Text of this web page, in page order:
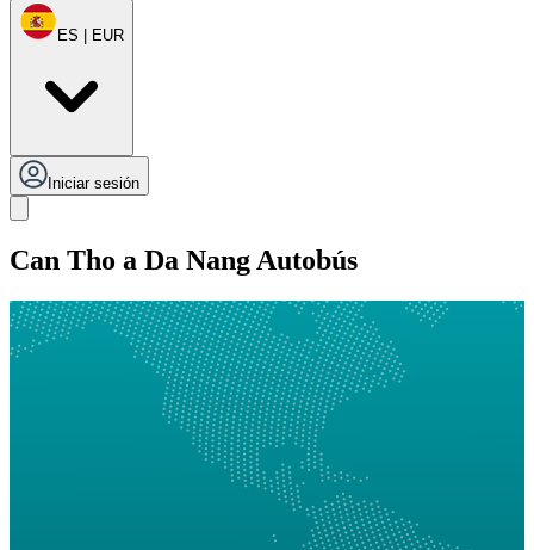
ES | EUR
Iniciar sesión
Can Tho a Da Nang Autobús